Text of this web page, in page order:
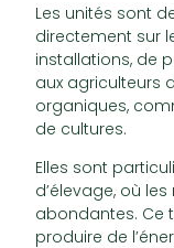
Les unités sont
directement sur
installations, de
aux agriculteurs
organiques,
de cultures.
Elles sont
d’élevage, où
abondantes. Ce
produire de